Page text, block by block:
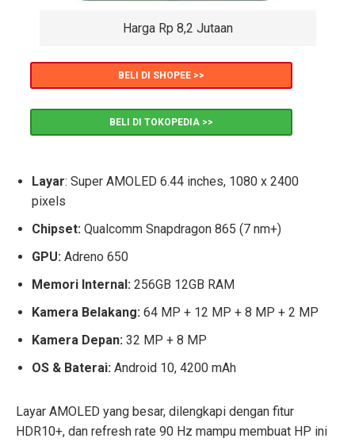
Harga Rp 8,2 Jutaan
BELI DI SHOPEE >>
BELI DI TOKOPEDIA >>
Layar: Super AMOLED 6.44 inches, 1080 x 2400
pixels
Chipset: Qualcomm Snapdragon 865 (7 nm+)
GPU: Adreno 650
Memori Internal: 256GB 12GB RAM
Kamera Belakang: 64 MP + 12 MP + 8 MP + 2 MP
Kamera Depan: 32 MP + 8 MP
OS & Baterai: Android 10, 4200 mAh
Layar AMOLED yang besar, dilengkapi dengan fitur
HDR10+, dan refresh rate 90 Hz mampu membuat HP ini